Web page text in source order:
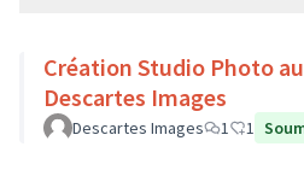
Création Studio Photo
Descartes Images
Descartes Images 1 1